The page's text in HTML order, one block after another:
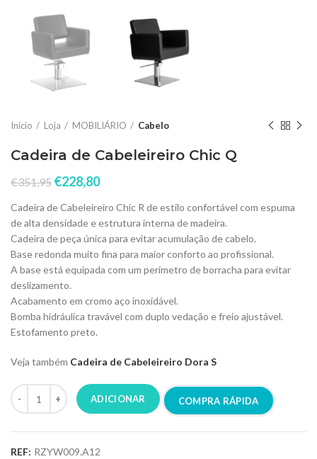
Início Loja MOBILIÁRIO Cabelo
Cadeira de Cabeleireiro Chic Q
€351,95 €228,80
Cadeira de Cabeleireiro Chic R de estilo confortável com espuma
de alta densidade e estrutura interna de madeira.
Cadeira de peça única para evitar acumulação de cabelo.
Base redonda muito fina para maior conforto ao profissional.
A base está equipada com um perímetro de borracha para evitar
deslizamento.
Acabamento em cromo aço inoxidável.
Bomba hidráulica travável com duplo vedação e freio ajustável.
Estofamento preto.
Veja também Cadeira de Cabeleireiro Dora S
ADICIONAR COMPRA RÁPIDA
REF: RZYW009.A12